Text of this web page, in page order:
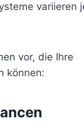
variieren
vor, die Ihre
können: